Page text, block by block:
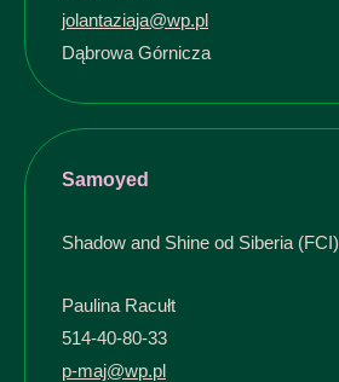
jolantaziaja@wp.pl
Dąbrowa Górnicza
Samoyed
Shadow and Shine od Siberia (FCI)
Paulina Racułt
514-40-80-33
p-maj@wp.pl